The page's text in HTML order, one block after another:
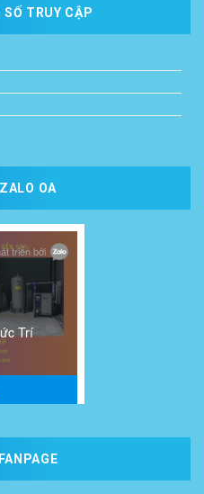
SỐ TRUY CẬP
ZALO OA
FANPAGE